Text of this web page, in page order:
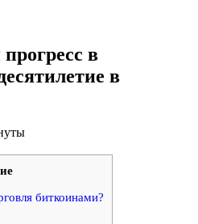
в
в
биткоинами?